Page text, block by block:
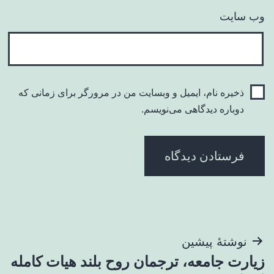
وب‌ سایت
ذخیره نام، ایمیل و وبسایت من در مرورگر برای زمانی که
دوباره دیدگاهی می‌نویسم.
راهبری
نوشتهٔ پیشین
زیارت جامعه، ترجمان روح بلند هیات کامله